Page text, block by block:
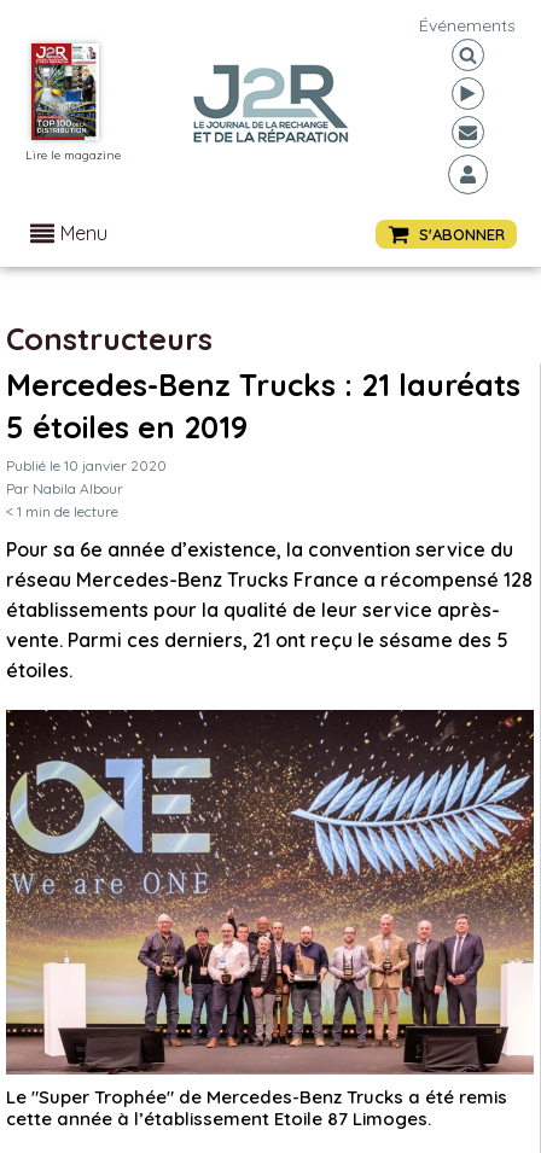
Lire le magazine
Événements
Menu S'ABONNER
Constructeurs
Mercedes-Benz Trucks : 21 lauréats
5 étoiles en 2019
Publié le 10 janvier 2020
Par Nabila Albour
< 1 min de lecture
Pour sa 6e année d’existence, la convention service du
réseau Mercedes-Benz Trucks France a récompensé 128
établissements pour la qualité de leur service après-
vente. Parmi ces derniers, 21 ont reçu le sésame des 5
étoiles.
Le "Super Trophée" de Mercedes-Benz Trucks a été remis
cette année à l’établissement Etoile 87 Limoges.